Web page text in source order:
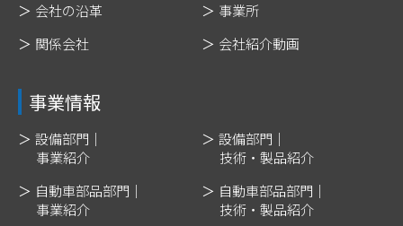
会社の沿革
事業所
関係会社
会社紹介動画
事業情報
設備部門｜
事業紹介
設備部門｜
技術・製品紹介
自動車部品部門｜
事業紹介
自動車部品部門｜
技術・製品紹介